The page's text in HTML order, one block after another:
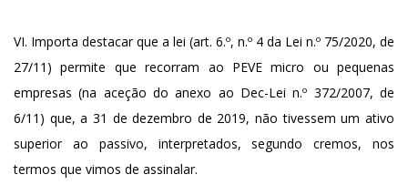
VI. Importa destacar que a lei (art. 6.º, n.º 4 da Lei n.º 75/2020, de
27/11) permite que recorram ao PEVE micro ou pequenas
empresas (na aceção do anexo ao Dec-Lei n.º 372/2007, de
6/11) que, a 31 de dezembro de 2019, não tivessem um ativo
superior ao passivo, interpretados, segundo cremos, nos
termos que vimos de assinalar.